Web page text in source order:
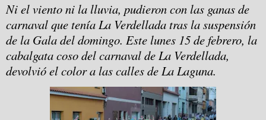
Ni el viento ni la lluvia, pudieron con las ganas de
carnaval que tenía La Verdellada tras la suspensión
de la Gala del domingo. Este lunes 15 de febrero, la
cabalgata coso del carnaval de La Verdellada,
devolvió el color a las calles de La Laguna.